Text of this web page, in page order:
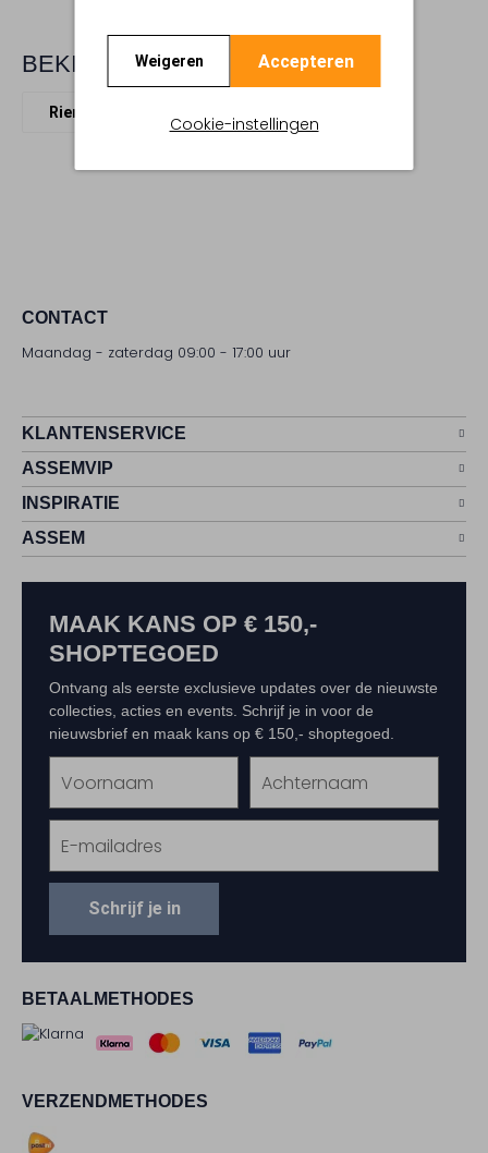
Weigeren Accepteren
Cookie-instellingen
BEKIJK MEER
Riemen
CONTACT
Maandag - zaterdag 09:00 - 17:00 uur
KLANTENSERVICE
ASSEMVIP
INSPIRATIE
ASSEM
BETAALMETHODES
VERZENDMETHODES
MAAK KANS OP € 150,-
SHOPTEGOED
Ontvang als eerste exclusieve updates over de nieuwste
collecties, acties en events. Schrijf je in voor de
nieuwsbrief en maak kans op € 150,- shoptegoed.
Schrijf je in